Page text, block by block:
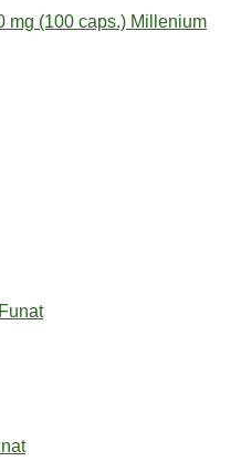
mg (100 caps.) Millenium